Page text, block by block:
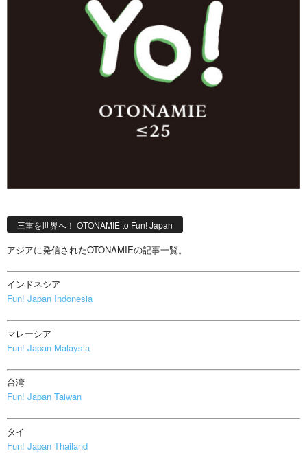
三重を世界へ！ OTONAMIE to Fun! Japan
アジアに発信されたOTONAMIEの記事一覧。
インドネシア
Fun! Japan Indonesia
マレーシア
Fun! Japan Malaysia
台湾
Fun! Japan Taiwan
タイ
Fun! Japan Thailand